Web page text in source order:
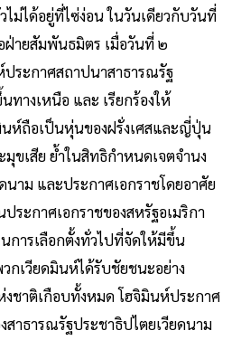
ม่ได้อยู่ที่ไซ่ง่อน ในวันเดียวกับวันที่
ายสัมพันธมิตร เมื่อวันที่ ๒
ระกาศสถาปนาสาธารณรัฐ
ทางเหนือ และ เรียกร้องให้
นห์ถือเป็นหุ่นของฝรั่งเศสและญี่ปุ่น
ขเสีย ย้ำในสิทธิกำหนดเจตจำนง
นาม และประกาศเอกราชโดยอาศัย
ระกาศเอกราชของสหรัฐอเมริกา
การเลือกตั้งทั่วไปที่จัดให้มีขึ้น
กเวียดมินห์ได้รับชัยชนะอย่าง
ชาติเกือบทั้งหมด โฮจิมินห์ประกาศ
าธารณรัฐประชาธิปไตยเวียดนาม